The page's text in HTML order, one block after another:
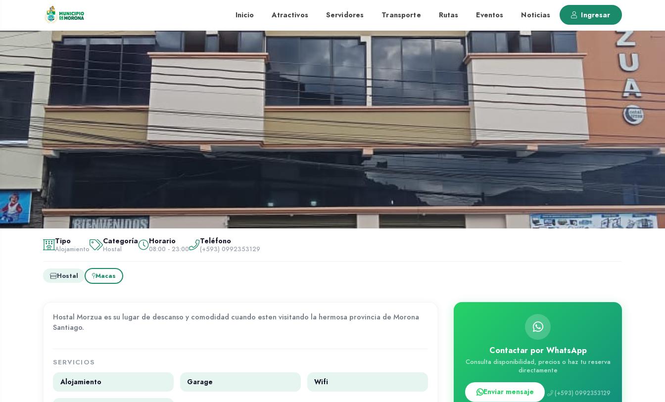
Inicio Atractivos Servidores Transporte Rutas Eventos Noticias Ingresar
Servidores
Morzua
Tipo
Alojamiento
Categoría
Hostal
Horario
08:00 - 23:00
Teléfono
(+593) 0992353129
Hostal Macas
Hostal Morzua es su lugar de descanso y comodidad cuando esten visitando la hermosa provincia de Morona
Santiago.
SERVICIOS
Alojamiento Garage Wifi
Contactar por WhatsApp
Consulta disponibilidad, precios o haz tu reserva
directamente
Enviar mensaje (+593) 0992353129